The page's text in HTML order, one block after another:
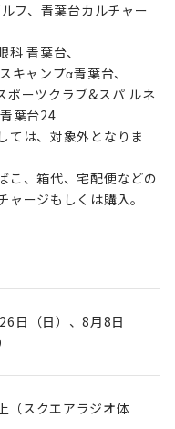
フ、青葉台カルチャー
青葉台、
キャンプα青葉台、
ポーツクラブ&スパ ルネ
葉台24
ては、対象外となりま
こ、箱代、宅配便などの
ージもしくは購入。
日（日）、8月8日
（スクエアラジオ体